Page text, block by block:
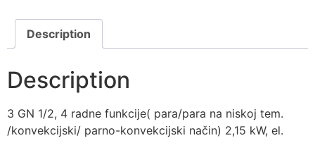
Description
Description
3 GN 1/2, 4 radne funkcije( para/para na niskoj tem.
/konvekcijski/ parno-konvekcijski način) 2,15 kW, el.